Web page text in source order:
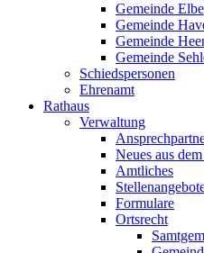
Gemeinde Elbe
Gemeinde
Gemeinde
Gemeinde
Schiedspersonen
Ehrenamt
Rathaus
Verwaltung
Neues aus
Amtliches
Formulare
Ortsrecht